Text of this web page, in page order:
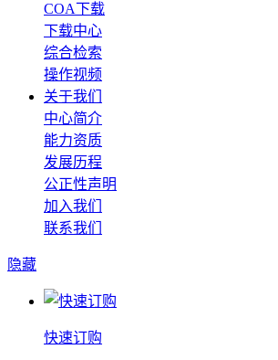
COA下载
下载中心
综合检索
操作视频
关于我们
中心简介
能力资质
发展历程
公正性声明
加入我们
联系我们
隐藏
快速订购